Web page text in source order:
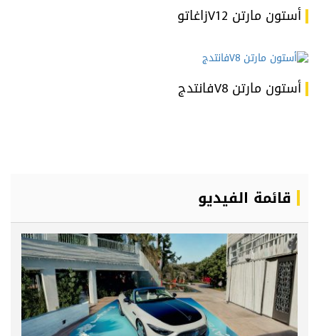
أستون مارتن V12زاغاتو
أستون مارتن V8فانتدج
قائمة الفيديو